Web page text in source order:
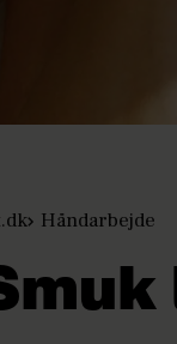
Håndarbejde